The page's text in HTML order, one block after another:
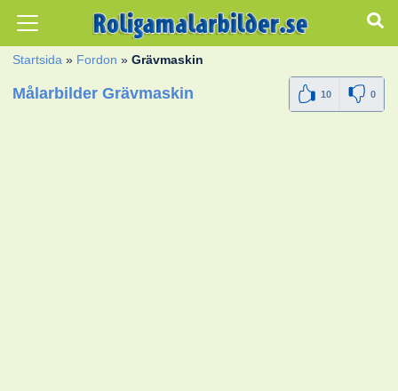
Startsida » Fordon »Grävmaskin
Målarbilder Grävmaskin 10 0